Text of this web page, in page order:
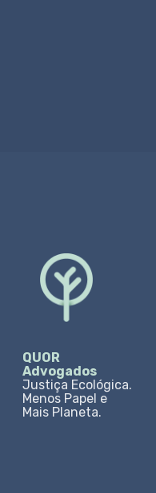
QUOR
Advogados
Justiça Ecológica.
Menos Papel e
Mais Planeta.